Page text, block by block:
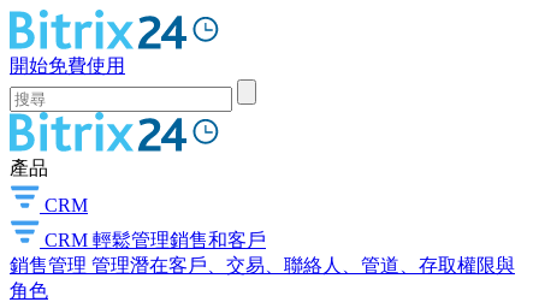
開始免費使用
產品
CRM
CRM 輕鬆管理銷售和客戶
銷售管理 管理潛在客戶、交易、聯絡人、管道、存取權限與
角色